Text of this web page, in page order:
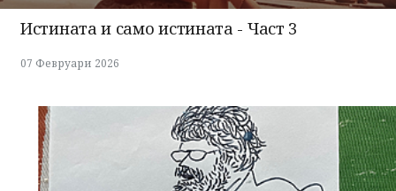
Истината и само истината - Част 3
07 Февруари 2026